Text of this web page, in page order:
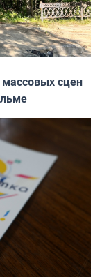
сцен